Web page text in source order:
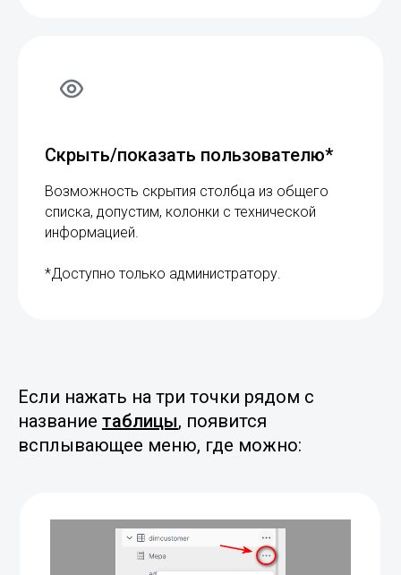
Скрыть/показать пользователю*
Возможность скрытия столбца из общего
списка, допустим, колонки с технической
информацией.
*Доступно только администратору.
Если нажать на три точки рядом с
название таблицы, появится
всплывающее меню, где можно: